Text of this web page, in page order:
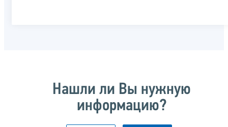
Нашли ли Вы нужную
информацию?